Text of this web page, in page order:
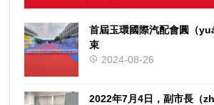
首屆玉環國際汽配會圓（
束
2024-08-26
2022年7月4日，副市長（